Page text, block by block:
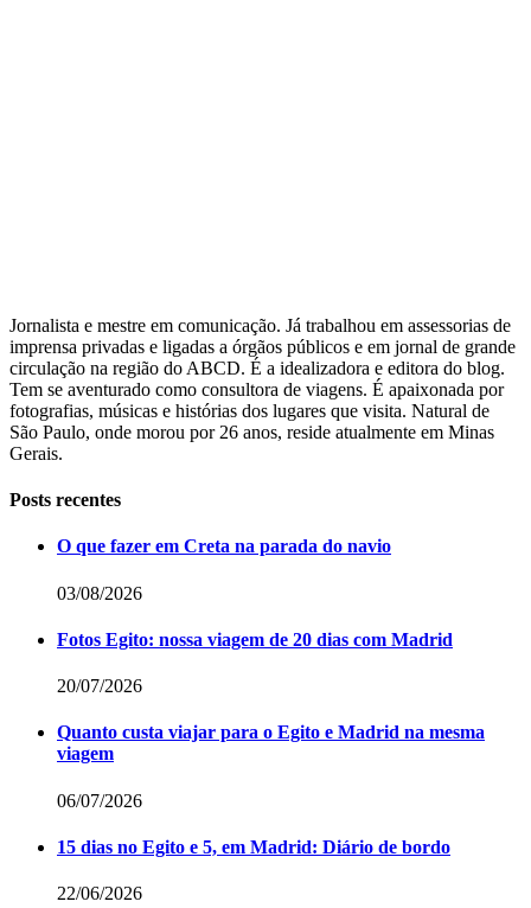
Jornalista e mestre em comunicação. Já trabalhou em assessorias de
imprensa privadas e ligadas a órgãos públicos e em jornal de grande
circulação na região do ABCD. É a idealizadora e editora do blog.
Tem se aventurado como consultora de viagens. É apaixonada por
fotografias, músicas e histórias dos lugares que visita. Natural de
São Paulo, onde morou por 26 anos, reside atualmente em Minas
Gerais.
Posts recentes
O que fazer em Creta na parada do navio
03/08/2026
Fotos Egito: nossa viagem de 20 dias com Madrid
20/07/2026
Quanto custa viajar para o Egito e Madrid na mesma
viagem
06/07/2026
15 dias no Egito e 5, em Madrid: Diário de bordo
22/06/2026